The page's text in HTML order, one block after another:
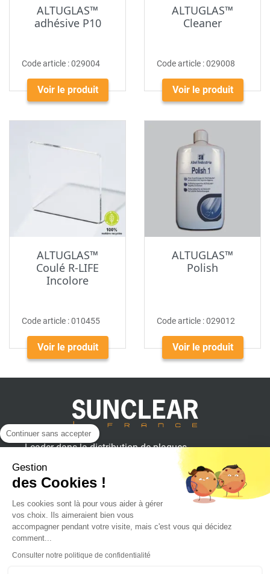
ALTUGLAS™
adhésive P10
Code article :029004
Voir le produit
ALTUGLAS™
Cleaner
Code article :029008
Voir le produit
ALTUGLAS™
Coulé R-LIFE
Incolore
Code article :010455
Voir le produit
ALTUGLAS™
Polish
Code article :029012
Voir le produit
Leader dans la distribution de plaques
plastiques, aluminium et composites
pour professionnels.
SUNCLEAR France
Achat en ligne
Continuer sans accepter
Gestion
des Cookies !
Les cookies sont là pour vous aider à gérer
vos choix. Ils aimeraient bien vous
accompagner pendant votre visite, mais c'est vous qui décidez
comment...
Consulter notre politique de confidentialité